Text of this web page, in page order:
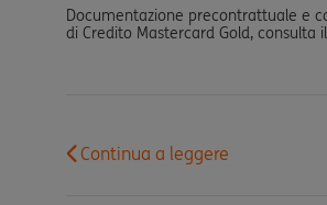
Documentazione precontrattuale e
di Credito Mastercard Gold, consulta
Continua a leggere